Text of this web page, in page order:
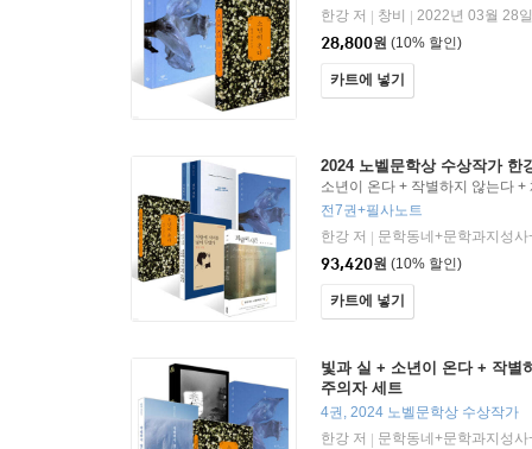
한강 저 창비
2022년 03월 28일
28,800원 (10% 할인)
카트에 넣기
2024 노벨문학상 수상작가 한
소년이 온다 + 작별하지 않는다 +
검은 사슴 + 희랍어 시간 + 서랍
전7권+필사노트
한강 저
문학동네+문학과지성사
93,420원 (10% 할인)
카트에 넣기
빛과 실 + 소년이 온다 + 작별
주의자 세트
4권, 2024 노벨문학상 수상작가
한강 저
문학동네+문학과지성사